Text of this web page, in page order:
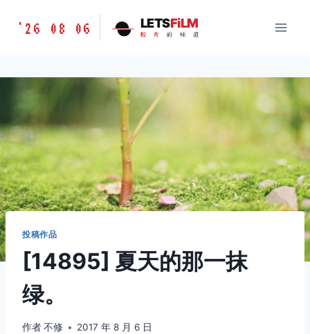
胶
味
LETSFILM
'26 08 06 LETSFiLM
胶 片 的 味 道
投稿作品
[14895] 夏天的那一抹
绿。
作者不修 2017 年 8 月 6 日